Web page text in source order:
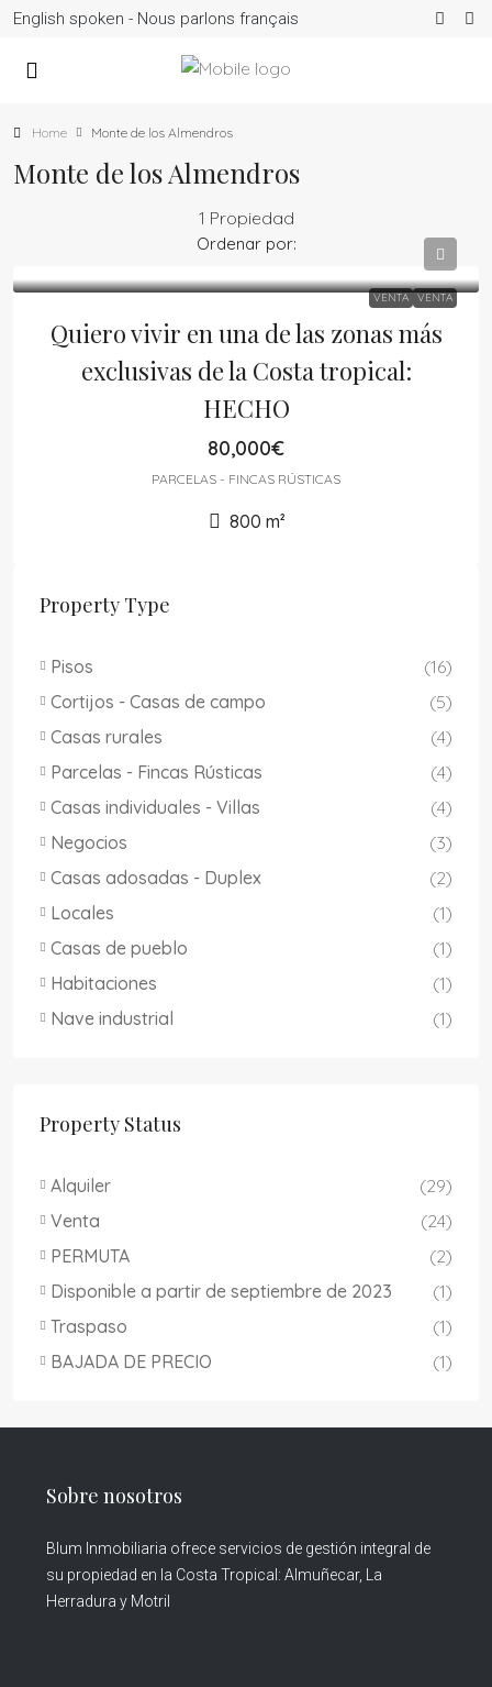
English spoken - Nous parlons français
Home Monte de los Almendros
Monte de los Almendros
1 Propiedad
Ordenar por:
VENTA VENTA
Quiero vivir en una de las zonas más
exclusivas de la Costa tropical:
HECHO
80,000€
PARCELAS - FINCAS RÚSTICAS
800 m²
Property Type
Pisos
(16)
Cortijos - Casas de campo
(5)
Casas rurales
(4)
Parcelas - Fincas Rústicas
(4)
Casas individuales - Villas
(4)
Negocios
(3)
Casas adosadas - Duplex
(2)
Locales
(1)
Casas de pueblo
(1)
Habitaciones
(1)
Nave industrial
(1)
Property Status
Alquiler
(29)
Venta
(24)
PERMUTA
(2)
Disponible a partir de septiembre de 2023
(1)
Traspaso
(1)
BAJADA DE PRECIO
(1)
Sobre nosotros
Blum Inmobiliaria ofrece servicios de gestión integral de
su propiedad en la Costa Tropical: Almuñecar, La
Herradura y Motril